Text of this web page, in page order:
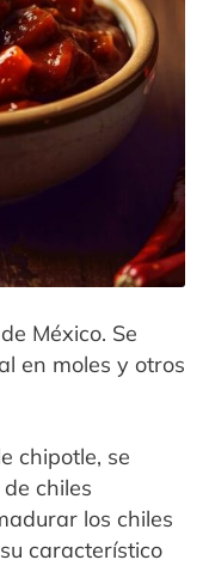
menú
México. Se
en moles y otros
chipotle, se
chiles
los chiles
característico